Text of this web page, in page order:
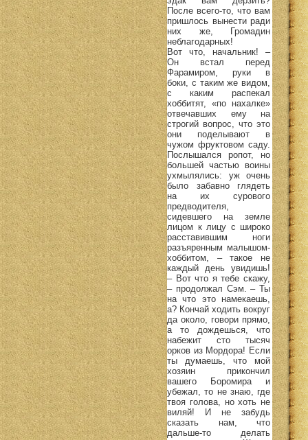
После всего-то, что вам
пришлось вынести ради
них же, Громадин
неблагодарных!
Вот что, начальник! –
Он встал перед
Фарамиром, руки в
боки, с таким же видом,
с каким распекал
хоббитят, «по нахалке»
отвечавших ему на
строгий вопрос, что это
они поделывают в
чужом фруктовом саду.
Послышался ропот, но
большей частью воины
ухмылялись: уж очень
было забавно глядеть
на их сурового
предводителя,
сидевшего на земле
лицом к лицу с широко
расставившим ноги
разъяренным малышом-
хоббитом, – такое не
каждый день увидишь!
– Вот что я тебе скажу,
– продолжал Сэм. – Ты
на что это намекаешь,
а? Кончай ходить вокруг
да около, говори прямо,
а то дождешься, что
набежит сто тысяч
орков из Мордора! Если
ты думаешь, что мой
хозяин прикончил
вашего Боромира и
убежал, то не знаю, где
твоя голова, но хоть не
виляй! И не забудь
сказать нам, что
дальше-то делать